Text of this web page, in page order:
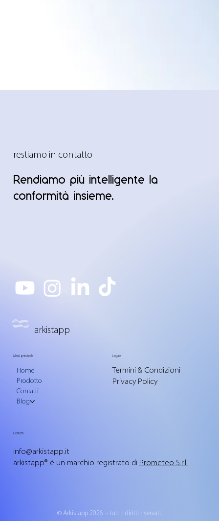
restiamo in contatto
Rendiamo più intelligente la
conformità insieme.
arkistapp
Menù principale
Home
Prodotto
Contatti
Blog
Legale
Termini & Condizioni
Privacy Policy
Contatti
info@arkistapp.it
arkistapp® è un marchio registrato di Prometeo S.r.l.
© Arkistapp 2026 - tutti i diritti riservati.